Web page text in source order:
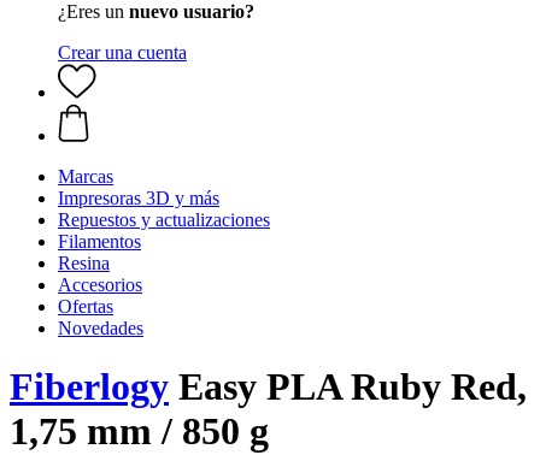
¿Eres un nuevo usuario?
Crear una cuenta
Marcas
Impresoras 3D y más
Repuestos y actualizaciones
Filamentos
Resina
Accesorios
Ofertas
Novedades
Fiberlogy Easy PLA Ruby Red,
1,75 mm / 850 g